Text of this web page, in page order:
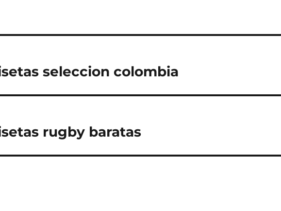
seleccion colombia
rugby baratas